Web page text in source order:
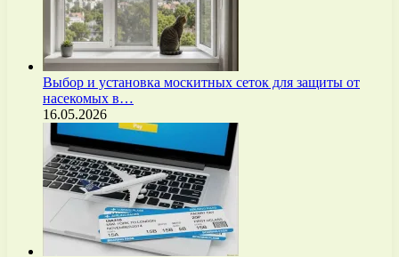
Выбор и установка москитных сеток для защиты от
насекомых в…
16.05.2026